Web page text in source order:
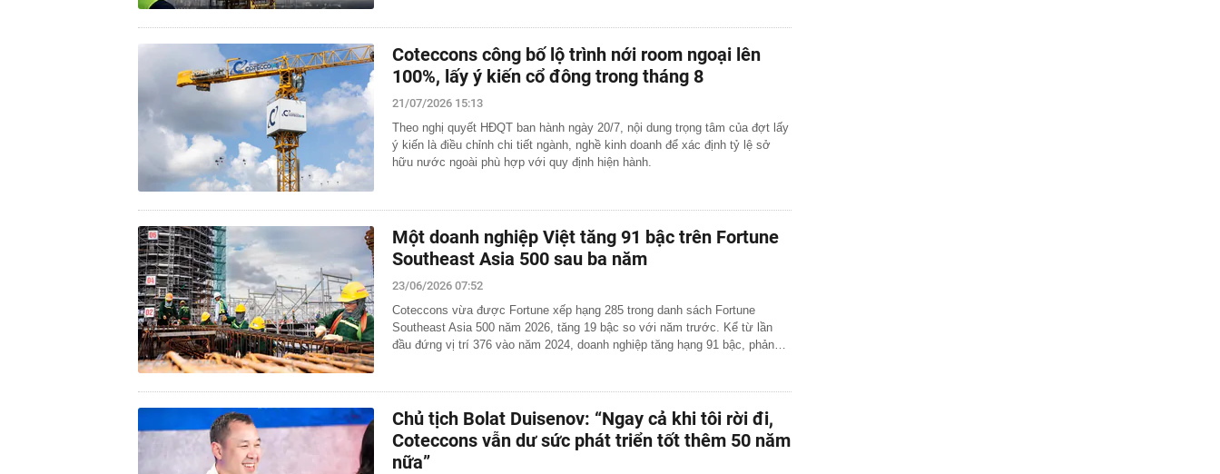
Coteccons công bố lộ trình nới room ngoại lên
100%, lấy ý kiến cổ đông trong tháng 8
21/07/2026 15:13
Theo nghị quyết HĐQT ban hành ngày 20/7, nội dung trọng tâm của đợt lấy
ý kiến là điều chỉnh chi tiết ngành, nghề kinh doanh để xác định tỷ lệ sở
hữu nước ngoài phù hợp với quy định hiện hành.
Một doanh nghiệp Việt tăng 91 bậc trên Fortune
Southeast Asia 500 sau ba năm
23/06/2026 07:52
Coteccons vừa được Fortune xếp hạng 285 trong danh sách Fortune
Southeast Asia 500 năm 2026, tăng 19 bậc so với năm trước. Kể từ lần
đầu đứng vị trí 376 vào năm 2024, doanh nghiệp tăng hạng 91 bậc, phản…
Chủ tịch Bolat Duisenov: “Ngay cả khi tôi rời đi,
Coteccons vẫn dư sức phát triển tốt thêm 50 năm
nữa”